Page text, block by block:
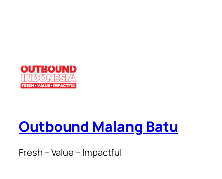
Outbound Malang Batu
Fresh – Value – Impactful